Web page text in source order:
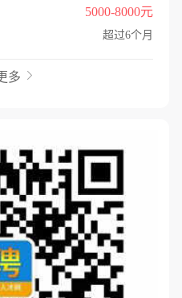
5000-8000元
超过6个月
多 